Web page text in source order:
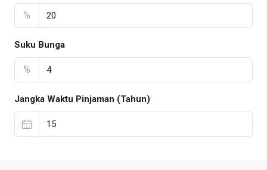
%
Suku Bunga
%
Jangka Waktu Pinjaman (Tahun)